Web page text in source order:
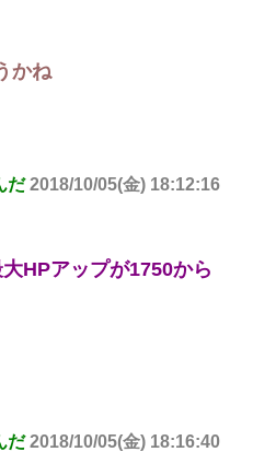
かね
だ 2018/10/05(金) 18:12:16
HPアップが1750から
だ 2018/10/05(金) 18:16:40